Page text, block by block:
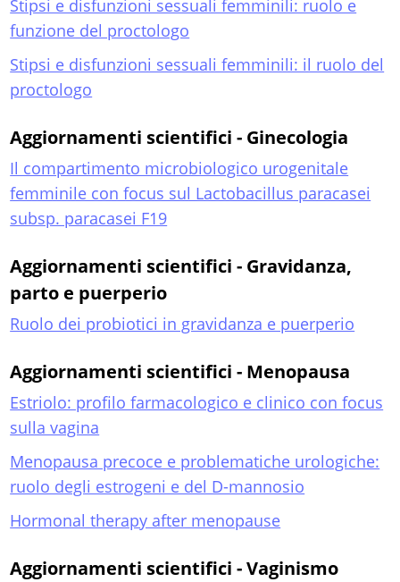
Stipsi e disfunzioni sessuali femminili: ruolo e
funzione del proctologo
Stipsi e disfunzioni sessuali femminili: il ruolo del
proctologo
Aggiornamenti scientifici - Ginecologia
Il compartimento microbiologico urogenitale
femminile con focus sul Lactobacillus paracasei
subsp. paracasei F19
Aggiornamenti scientifici - Gravidanza,
parto e puerperio
Ruolo dei probiotici in gravidanza e puerperio
Aggiornamenti scientifici - Menopausa
Estriolo: profilo farmacologico e clinico con focus
sulla vagina
Menopausa precoce e problematiche urologiche:
ruolo degli estrogeni e del D-mannosio
Hormonal therapy after menopause
Aggiornamenti scientifici - Vaginismo